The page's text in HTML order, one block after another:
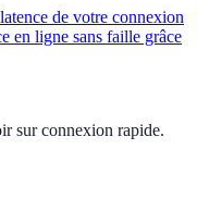
de votre connexion
en ligne sans faille grâce
sur connexion rapide.